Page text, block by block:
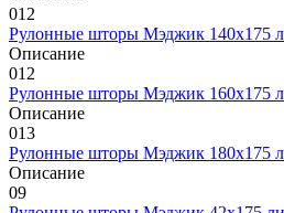
012
Рулонные шторы Мэджик 140х175
Описание
012
Рулонные шторы Мэджик 160х175
Описание
013
Рулонные шторы Мэджик 180х175
Описание
09